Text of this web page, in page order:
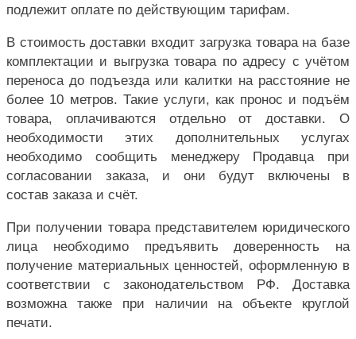
подлежит оплате по действующим тарифам.
В стоимость доставки входит загрузка товара на базе
комплектации и выгрузка товара по адресу с учётом
переноса до подъезда или калитки на расстояние не
более 10 метров. Такие услуги, как пронос и подъём
товара, оплачиваются отдельно от доставки. О
необходимости этих дополнительных услугах
необходимо сообщить менеджеру Продавца при
согласовании заказа, и они будут включены в
состав заказа и счёт.
При получении товара представителем юридического
лица необходимо предъявить доверенность на
получение материальных ценностей, оформленную в
соответствии с законодательством РФ. Доставка
возможна также при наличии на объекте круглой
печати.